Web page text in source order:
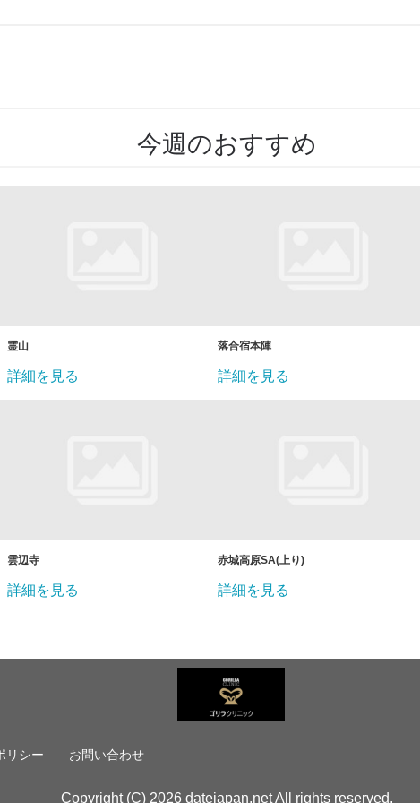
今週のおすすめ
霊山
詳細を見る
落合宿本陣
詳細を見る
雲辺寺
詳細を見る
赤城高原SA(上り)
詳細を見る
リシー お問い合わせ
Copyright (C) 2026 datejapan.net All rights reserved.